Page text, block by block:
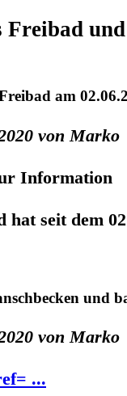
am
von Marko
Information
hat seit dem
und
von Marko
...